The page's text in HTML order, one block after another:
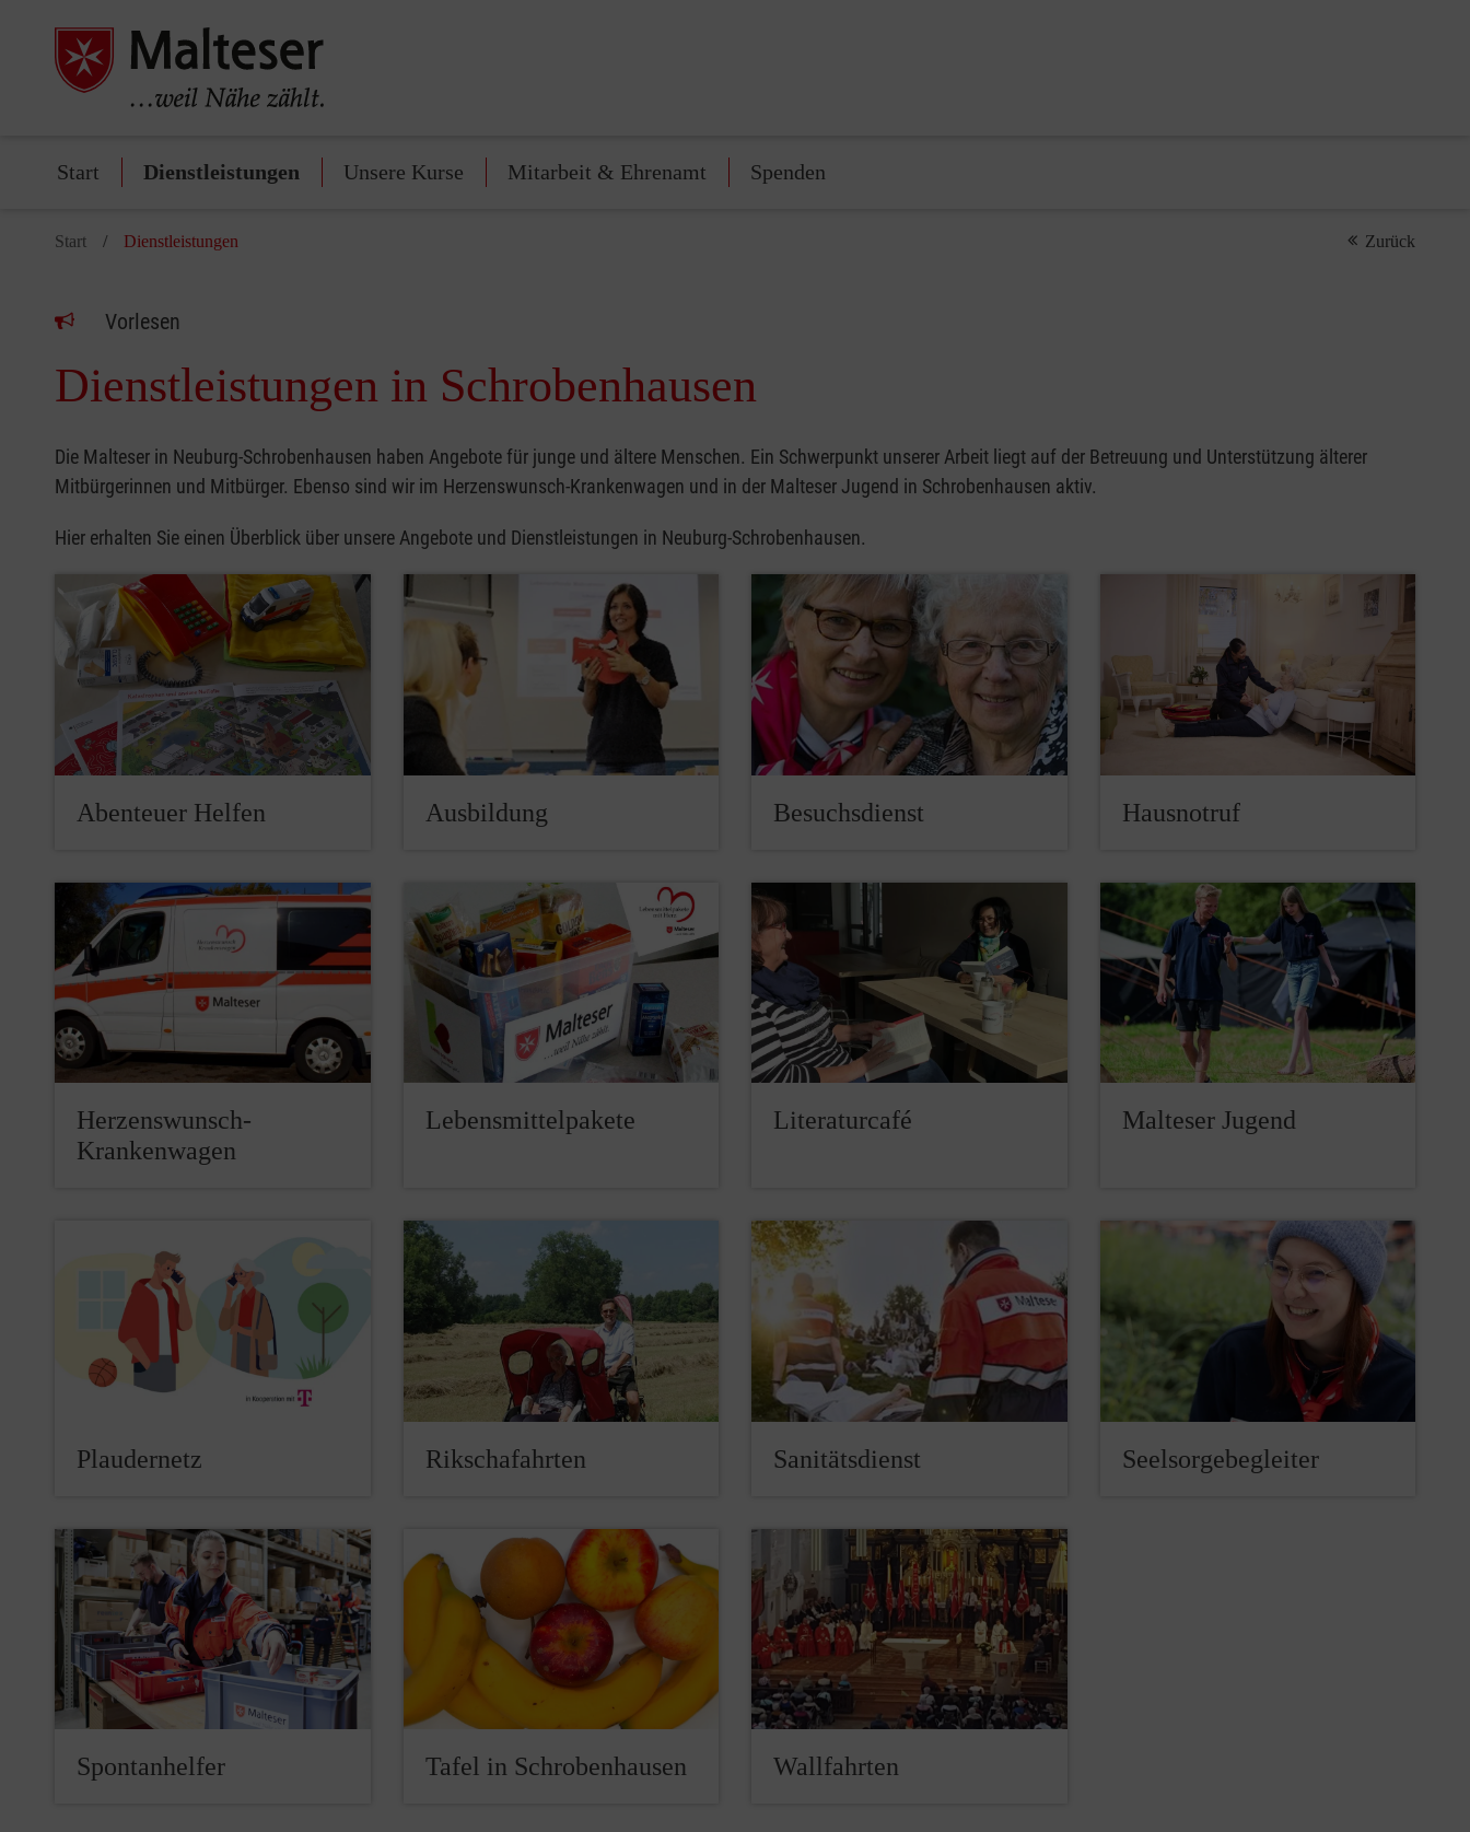
Start Dienstleistungen Unsere Kurse Mitarbeit & Ehrenamt Spenden
Start Dienstleistungen Zurück
Vorlesen
Dienstleistungen in Schrobenhausen
Die Malteser in Neuburg-Schrobenhausen haben Angebote für junge und ältere Menschen. Ein Schwerpunkt unserer Arbeit liegt auf der Betreuung und Unterstützung älterer
Mitbürgerinnen und Mitbürger. Ebenso sind wir im Herzenswunsch-Krankenwagen und in der Malteser Jugend in Schrobenhausen aktiv.
Hier erhalten Sie einen Überblick über unsere Angebote und Dienstleistungen in Neuburg-Schrobenhausen.
Abenteuer Helfen Ausbildung Besuchsdienst Hausnotruf
Herzenswunsch-
Krankenwagen
Lebensmittelpakete Literaturcafé Malteser Jugend
Plaudernetz Rikschafahrten Sanitätsdienst Seelsorgebegleiter
Spontanhelfer Tafel in Schrobenhausen Wallfahrten